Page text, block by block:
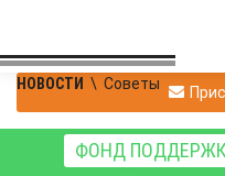
НОВОСТИ \ Советы
ФОНД